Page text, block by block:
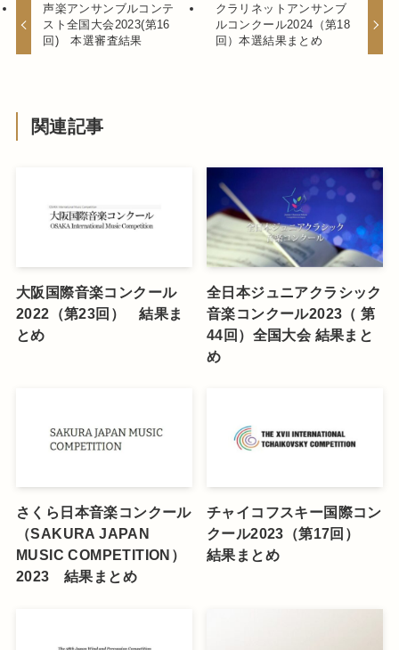
声楽アンサンブルコンテ
スト全国大会2023(第16
回) 本選審査結果
クラリネットアンサンブ
ルコンクール2024（第18
回）本選結果まとめ
関連記事
大阪国際音楽コンクール
2022（第23回） 結果ま
とめ
全日本ジュニアクラシック
音楽コンクール2023（ 第
44回）全国大会 結果まと
め
さくら日本音楽コンクール
（SAKURA JAPAN
MUSIC COMPETITION）
2023 結果まとめ
チャイコフスキー国際コン
クール2023（第17回）
結果まとめ